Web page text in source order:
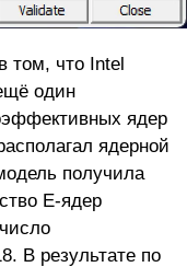
том, что Intel
один
ядер
ядерной
получила
E-ядер
В результате по